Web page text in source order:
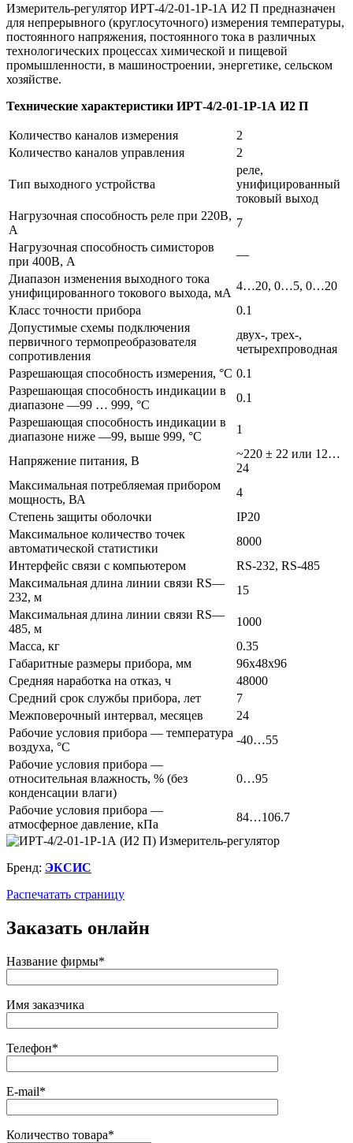
Измеритель-регулятор ИРТ-4/2-01-1Р-1А И2 П предназначен
для непрерывного (круглосуточного) измерения температуры,
постоянного напряжения, постоянного тока в различных
технологических процессах химической и пищевой
промышленности, в машиностроении, энергетике, сельском
хозяйстве.
Технические характеристики ИРТ-4/2-01-1Р-1А И2 П
Количество каналов измерения
2
Количество каналов управления
2
Тип выходного устройства
реле,
унифицированный
токовый выход
Нагрузочная способность реле при 220В,
А
7
Нагрузочная способность симисторов
при 400В, А
—
Диапазон изменения выходного тока
унифицированного токового выхода, мА
4…20, 0…5, 0…20
Класс точности прибора
0.1
Допустимые схемы подключения
первичного термопреобразователя
сопротивления
двух-, трех-,
четырехпроводная
Разрешающая способность измерения, °С 0.1
Разрешающая способность индикации в
диапазоне —99 … 999, °С
0.1
Разрешающая способность индикации в
диапазоне ниже —99, выше 999, °С
1
Напряжение питания, В
~220 ± 22 или 12…
24
Максимальная потребляемая прибором
мощность, ВА
4
Степень защиты оболочки
IP20
Максимальное количество точек
автоматической статистики
8000
Интерфейс связи с компьютером
RS-232, RS-485
Максимальная длина линии связи RS—
232, м
15
Максимальная длина линии связи RS—
485, м
1000
Масса, кг
0.35
Габаритные размеры прибора, мм
96x48x96
Средняя наработка на отказ, ч
48000
Средний срок службы прибора, лет
7
Межповерочный интервал, месяцев
24
Рабочие условия прибора — температура
воздуха, °С
-40…55
Рабочие условия прибора —
относительная влажность, % (без
конденсации влаги)
0…95
Рабочие условия прибора —
атмосферное давление, кПа
84…106.7
Бренд: ЭКСИС
Распечатать страницу
Заказать онлайн
Название фирмы*
Имя заказчика
Телефон*
E-mail*
Количество товара*